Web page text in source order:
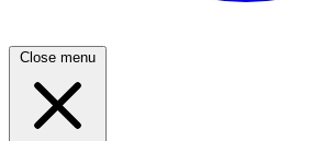
Close menu